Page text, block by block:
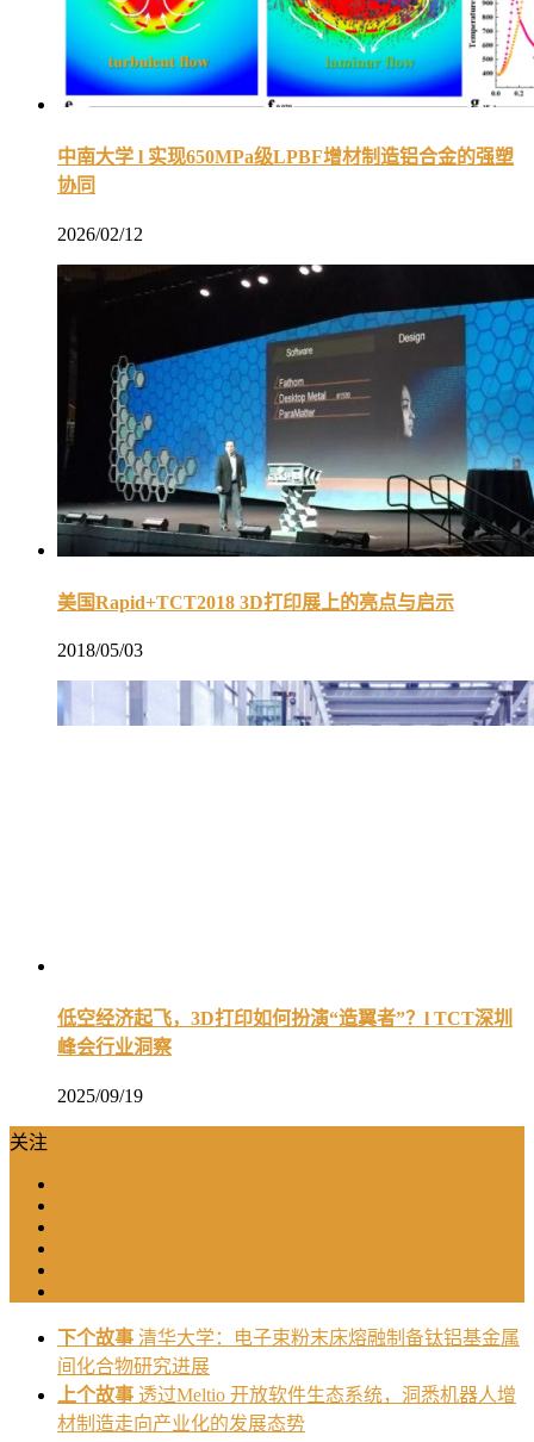
中南大学 l 实现650MPa级LPBF增材制造铝合金的强塑
协同
2026/02/12
美国Rapid+TCT2018 3D打印展上的亮点与启示
2018/05/03
低空经济起飞，3D打印如何扮演“造翼者”？l TCT深圳
峰会行业洞察
2025/09/19
关注
下个故事 清华大学：电子束粉末床熔融制备钛铝基金属
间化合物研究进展
上个故事 透过Meltio 开放软件生态系统，洞悉机器人增
材制造走向产业化的发展态势